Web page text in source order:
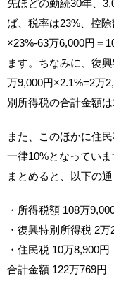
先ほどの勤続30年、
ば、税率は23%、控
×23%-63万6,000円＝
ます。ちなみに、復
万9,000円×2.1%=2万
別所得税の合計金額は
また、このほかに住
一律10%となっていま
まとめると、以下の通
・所得税額 108万
・復興特別所得税 2万
・住民税 10万8,900円
合計金額 122万769円